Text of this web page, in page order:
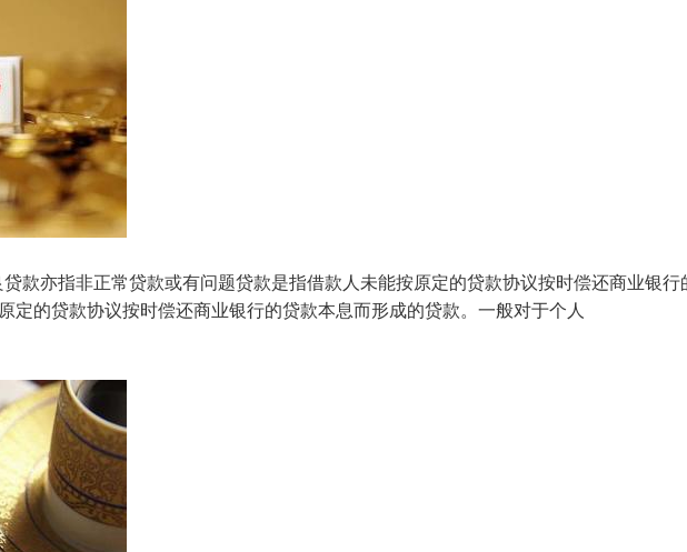
亦指非正常贷款或有问题贷款是指借款人未能按原定的贷款协议按时偿还商业银行
定的贷款协议按时偿还商业银行的贷款本息而形成的贷款。一般对于个人